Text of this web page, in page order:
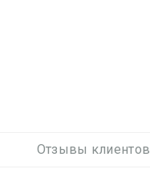
Отзывы клиентов